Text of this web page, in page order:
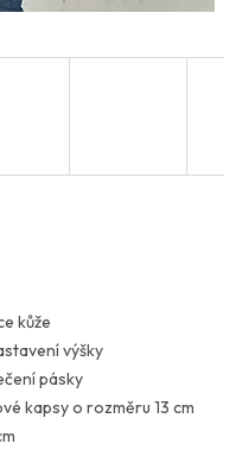
kůže
výšky
pásky
kapsy o rozměru 13 cm